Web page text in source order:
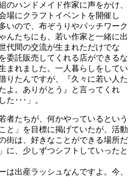
のハンドメイド作家に声をかけ、
場にクラフトイベントを開催し
いので、布ぞうりやパッチワーク
んたちにも、若い作家と一緒に出
代間の交流が生まれただけでな
委託販売してくれる店ができるな
まれました。一人暮らしをしてい
りたんですが、『久々に若い人た
よ。ありがとう』と言ってくれ
た･･･」。
者たちが、何かやっているという
と」を目標に掲げていたが、活動
街は、好きなことができる場所だ
に、少しずつシフトしていったと
は出産ラッシュなんですよ。今、